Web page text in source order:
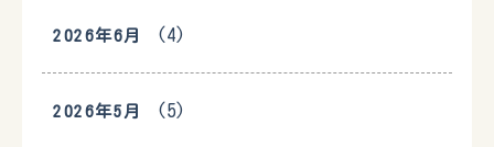
2026年6月 (4)
2026年5月 (5)